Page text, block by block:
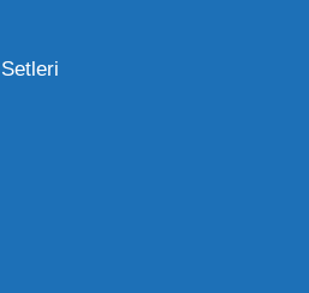
maliyetin düşmesidir.
geçildiğinde,
ile alış fiyatı arasındaki
da ciddi kâr marjları elde
alımlarda uygulanan
finansal olarak
yardımcı olur.